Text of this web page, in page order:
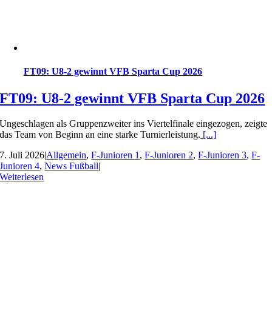
FT09: U8-2 gewinnt VFB Sparta Cup 2026
FT09: U8-2 gewinnt VFB Sparta Cup 2026
Ungeschlagen als Gruppenzweiter ins Viertelfinale eingezogen, zeigte
das Team von Beginn an eine starke Turnierleistung. [...]
7. Juli 2026|Allgemein,F-Junioren 1,F-Junioren 2,F-Junioren 3,F-
Junioren 4,News Fußball
Weiterlesen